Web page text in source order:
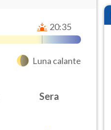
20:35
Luna calante
Sera